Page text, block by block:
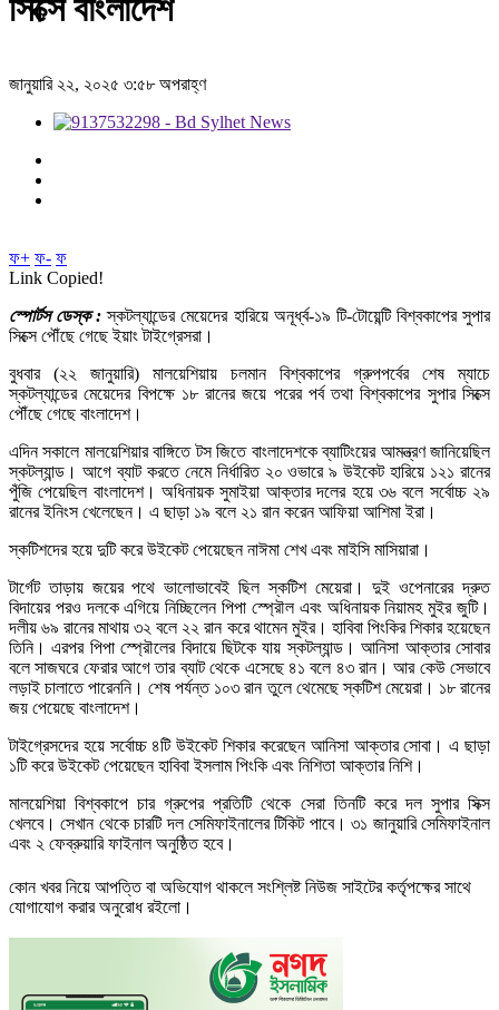
সিক্সে বাংলাদেশ
জানুয়ারি ২২, ২০২৫ ৩:৫৮ অপরাহ্ণ
ফ+ ফ- ফ
Link Copied!
স্পোর্টস ডেস্ক :স্কটল্যান্ডের মেয়েদের হারিয়ে অনূর্ধ্ব-১৯ টি-টোয়েন্টি বিশ্বকাপের সুপার
সিক্সে পৌঁছে গেছে ইয়াং টাইগ্রেসরা।
বুধবার (২২ জানুয়ারি) মালয়েশিয়ায় চলমান বিশ্বকাপের গ্রুপপর্বের শেষ ম্যাচে
স্কটল্যান্ডের মেয়েদের বিপক্ষে ১৮ রানের জয়ে পরের পর্ব তথা বিশ্বকাপের সুপার সিক্সে
পৌঁছে গেছে বাংলাদেশ।
এদিন সকালে মালয়েশিয়ার বাঙ্গিতে টস জিতে বাংলাদেশকে ব্যাটিংয়ের আমন্ত্রণ জানিয়েছিল
স্কটল্যান্ড। আগে ব্যাট করতে নেমে নির্ধারিত ২০ ওভারে ৯ উইকেট হারিয়ে ১২১ রানের
পুঁজি পেয়েছিল বাংলাদেশ। অধিনায়ক সুমাইয়া আক্তার দলের হয়ে ৩৬ বলে সর্বোচ্চ ২৯
রানের ইনিংস খেলেছেন। এ ছাড়া ১৯ বলে ২১ রান করেন আফিয়া আশিমা ইরা।
স্কটিশদের হয়ে দুটি করে উইকেট পেয়েছেন নাঈমা শেখ এবং মাইসি মাসিয়ারা।
টার্গেট তাড়ায় জয়ের পথে ভালোভাবেই ছিল স্কটিশ মেয়েরা। দুই ওপেনারের দ্রুত
বিদায়ের পরও দলকে এগিয়ে নিচ্ছিলেন পিপা স্প্রৌল এবং অধিনায়ক নিয়ামহ মুইর জুটি।
দলীয় ৬৯ রানের মাথায় ৩২ বলে ২২ রান করে থামেন মুইর। হাবিবা পিংকির শিকার হয়েছেন
তিনি। এরপর পিপা স্প্রৌলের বিদায়ে ছিটকে যায় স্কটল্যান্ড। আনিসা আক্তার সোবার
বলে সাজঘরে ফেরার আগে তার ব্যাট থেকে এসেছে ৪১ বলে ৪৩ রান। আর কেউ সেভাবে
লড়াই চালাতে পারেননি। শেষ পর্যন্ত ১০৩ রান তুলে থেমেছে স্কটিশ মেয়েরা। ১৮ রানের
জয় পেয়েছে বাংলাদেশ।
টাইগ্রেসদের হয়ে সর্বোচ্চ ৪টি উইকেট শিকার করেছেন আনিসা আক্তার সোবা। এ ছাড়া
১টি করে উইকেট পেয়েছেন হাবিবা ইসলাম পিংকি এবং নিশিতা আক্তার নিশি।
মালয়েশিয়া বিশ্বকাপে চার গ্রুপের প্রতিটি থেকে সেরা তিনটি করে দল সুপার সিক্স
খেলবে। সেখান থেকে চারটি দল সেমিফাইনালের টিকিট পাবে। ৩১ জানুয়ারি সেমিফাইনাল
এবং ২ ফেব্রুয়ারি ফাইনাল অনুষ্ঠিত হবে।
কোন খবর নিয়ে আপত্তি বা অভিযোগ থাকলে সংশ্লিষ্ট নিউজ সাইটের কর্তৃপক্ষের সাথে
যোগাযোগ করার অনুরোধ রইলো।